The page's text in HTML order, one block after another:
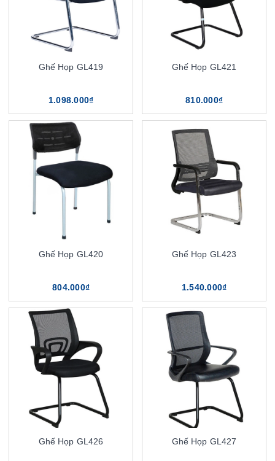
Ghế Họp GL419
1.098.000₫
Ghế Họp GL421
810.000₫
Ghế Họp GL420
804.000₫
Ghế Họp GL423
1.540.000₫
Ghế Họp GL426 Ghế Họp GL427